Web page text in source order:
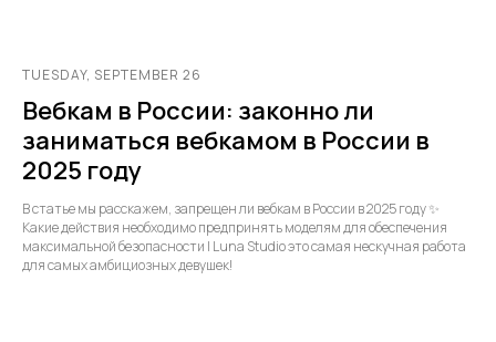
TUESDAY, SEPTEMBER 26
Вебкам в России: законно ли
заниматься вебкамом в России в
2025 году
В статье мы расскажем, запрещен ли вебкам в России в 2025 году ✨
Какие действия необходимо предпринять моделям для обеспечения
максимальной безопасности | Luna Studio это самая нескучная работа
для самых амбициозных девушек!